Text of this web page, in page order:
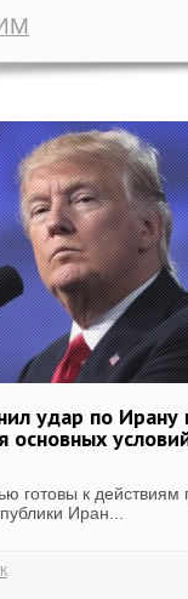
удар по Ирану
основных
готовы к действиям
Иран...